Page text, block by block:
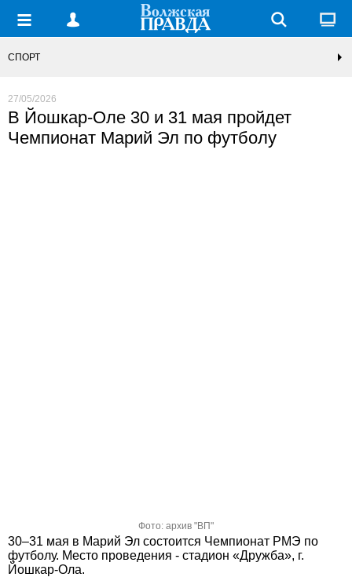
СПОРТ
27/05/2026
В Йошкар-Оле 30 и 31 мая пройдет
Чемпионат Марий Эл по футболу
Фото: архив "ВП"
30–31 мая в Марий Эл состоится Чемпионат РМЭ по
футболу. Место проведения - стадион «Дружба», г.
Йошкар-Ола.